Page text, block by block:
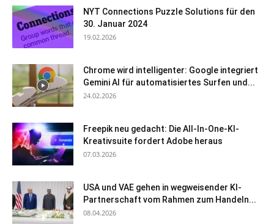
NYT Connections Puzzle Solutions für den
30. Januar 2024
19.02.2026
Chrome wird intelligenter: Google integriert
Gemini AI für automatisiertes Surfen und...
24.02.2026
Freepik neu gedacht: Die All-In-One-KI-
Kreativsuite fordert Adobe heraus
07.03.2026
USA und VAE gehen in wegweisender KI-
Partnerschaft vom Rahmen zum Handeln...
08.04.2026